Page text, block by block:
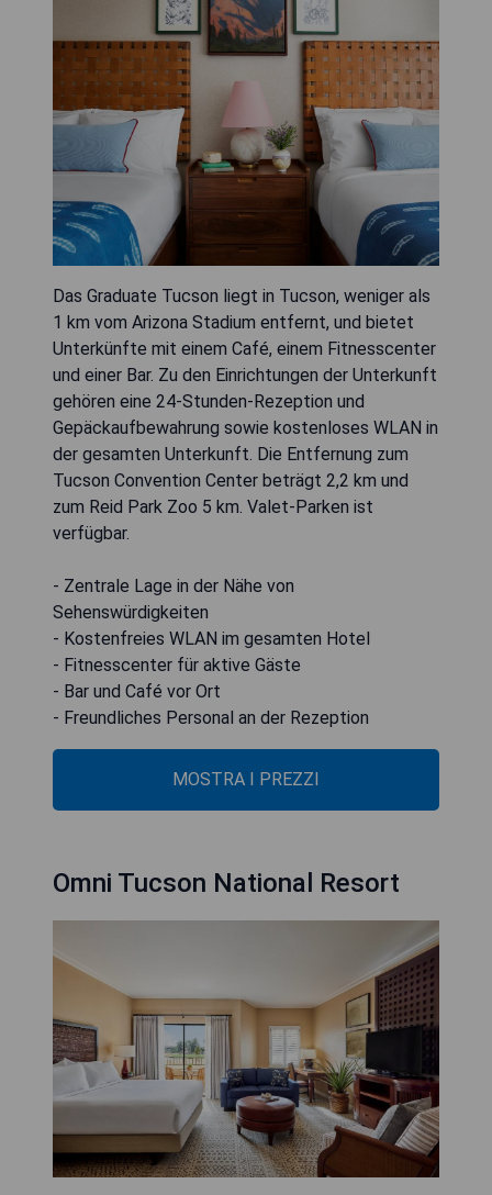
Das Graduate Tucson liegt in Tucson, weniger als
1 km vom Arizona Stadium entfernt, und bietet
Unterkünfte mit einem Café, einem Fitnesscenter
und einer Bar. Zu den Einrichtungen der Unterkunft
gehören eine 24-Stunden-Rezeption und
Gepäckaufbewahrung sowie kostenloses WLAN in
der gesamten Unterkunft. Die Entfernung zum
Tucson Convention Center beträgt 2,2 km und
zum Reid Park Zoo 5 km. Valet-Parken ist
verfügbar.
- Zentrale Lage in der Nähe von
Sehenswürdigkeiten
- Kostenfreies WLAN im gesamten Hotel
- Fitnesscenter für aktive Gäste
- Bar und Café vor Ort
- Freundliches Personal an der Rezeption
MOSTRA I PREZZI
Omni Tucson National Resort